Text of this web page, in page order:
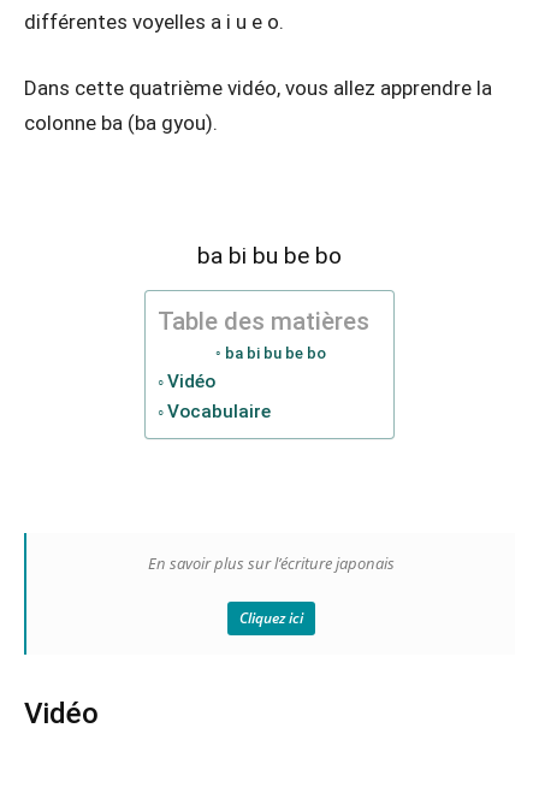
différentes voyelles a i u e o.
Dans cette quatrième vidéo, vous allez apprendre la
colonne ba (ba gyou).
ba bi bu be bo
Table des matières
ba bi bu be bo
Vidéo
Vocabulaire
En savoir plus sur l’écriture japonais
Cliquez ici
Vidéo